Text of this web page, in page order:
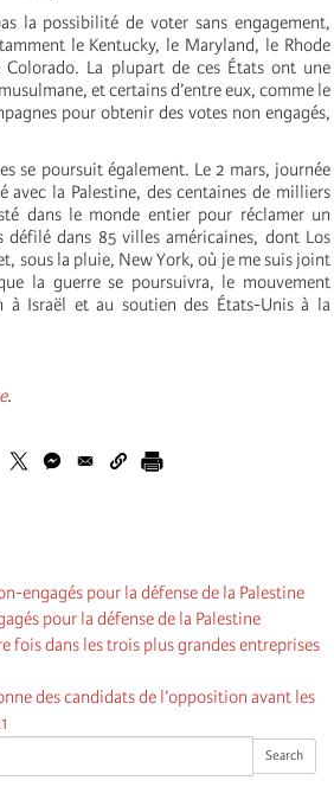
Search
la possibilité de voter sans engagement,
le Kentucky, le Maryland, le Rhode
Colorado. La plupart de ces États ont une
et certains d’entre eux, comme le
pour obtenir des votes non engagés,
se poursuit également. Le 2 mars, journée
avec la Palestine, des centaines de milliers
dans le monde entier pour réclamer un
défilé dans 85 villes américaines, dont Los
sous la pluie, New York, où je me suis joint
la guerre se poursuivra, le mouvement
à Israël et au soutien des États-Unis à la
.
engagés pour la défense de la Palestine
pour la défense de la Palestine
fois dans les trois plus grandes entreprises
des candidats de l’opposition avant les